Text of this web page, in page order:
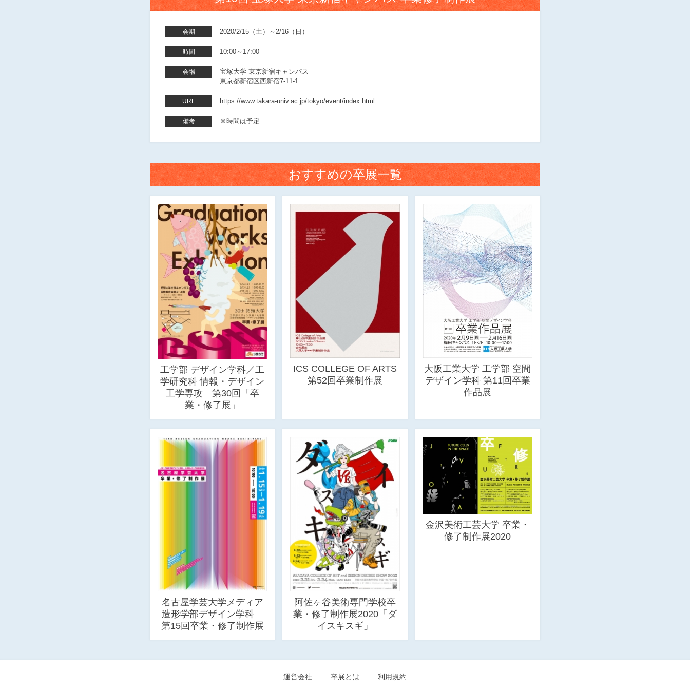
会期 2020/2/15（土）～2/16（日）
時間 10:00～17:00
会場
宝塚大学 東京新宿キャンパス
東京都新宿区西新宿7-11-1
URL https://www.takara-univ.ac.jp/tokyo/event/index.html
備考 ※時間は予定
おすすめの卒展一覧
工学部 デザイン学科／工
学研究科 情報・デザイン
工学専攻 第30回「卒
業・修了展」
ICS COLLEGE OF ARTS
第52回卒業制作展
大阪工業大学 工学部 空間
デザイン学科 第11回卒業
作品展
名古屋学芸大学メディア
造形学部デザイン学科
第15回卒業・修了制作展
阿佐ヶ谷美術専門学校卒
業・修了制作展2020「ダ
イスキスギ」
金沢美術工芸大学 卒業・
修了制作展2020
運営会社 卒展とは 利用規約